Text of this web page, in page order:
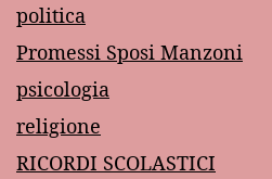
politica
Promessi Sposi Manzoni
psicologia
religione
RICORDI SCOLASTICI